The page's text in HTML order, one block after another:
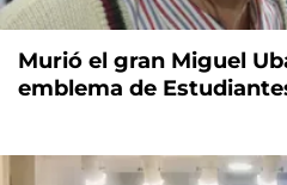
Murió el gran Miguel
emblema de